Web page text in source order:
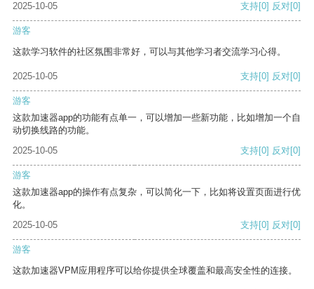
2025-10-05 支持[0] 反对[0]
游客
这款学习软件的社区氛围非常好，可以与其他学习者交流学习心得。
2025-10-05 支持[0] 反对[0]
游客
这款加速器app的功能有点单一，可以增加一些新功能，比如增加一个自
动切换线路的功能。
2025-10-05
支持[0] 反对[0]
游客
这款加速器app的操作有点复杂，可以简化一下，比如将设置页面进行优
化。
2025-10-05
支持[0] 反对[0]
游客
这款加速器VPM应用程序可以给你提供全球覆盖和最高安全性的连接。